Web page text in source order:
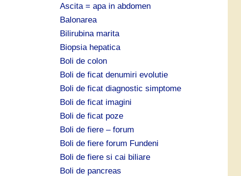
Ascita = apa in abdomen
Balonarea
Bilirubina marita
Biopsia hepatica
Boli de colon
Boli de ficat denumiri evolutie
Boli de ficat diagnostic simptome
Boli de ficat imagini
Boli de ficat poze
Boli de fiere – forum
Boli de fiere forum Fundeni
Boli de fiere si cai biliare
Boli de pancreas